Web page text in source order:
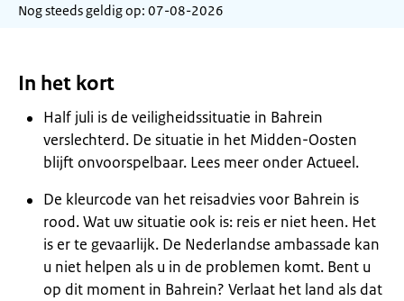
Nog steeds geldig op: 07-08-2026
In het kort
Half juli is de veiligheidssituatie in Bahrein
verslechterd. De situatie in het Midden-Oosten
blijft onvoorspelbaar. Lees meer onder Actueel.
De kleurcode van het reisadvies voor Bahrein is
rood. Wat uw situatie ook is: reis er niet heen. Het
is er te gevaarlijk. De Nederlandse ambassade kan
u niet helpen als u in de problemen komt. Bent u
op dit moment in Bahrein? Verlaat het land als dat